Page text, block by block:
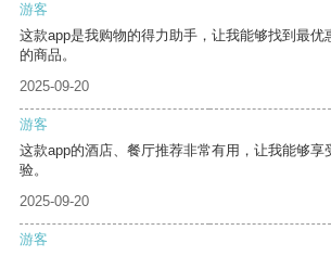
游客
这款app是我购物的得力助手，让我能够找到最优
的商品。
2025-09-20
游客
这款app的酒店、餐厅推荐非常有用，让我能够享
验。
2025-09-20
游客